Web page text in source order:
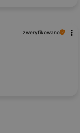
zweryfikowano